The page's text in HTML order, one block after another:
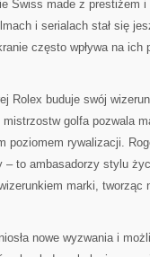
Swiss made z prestiżem
i serialach stał się
często wpływa na
Rolex buduje swój
golfa pozwala
poziomem rywalizacji.
– to ambasadorzy stylu
marki, tworząc
nowe wyzwania i